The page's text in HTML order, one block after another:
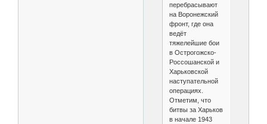
перебрасывают
на Воронежский
фронт, где она
ведёт
тяжелейшие бои
в Острогожско-
Россошанской и
Харьковской
наступательной
операциях.
Отметим, что
битвы за Харьков
в начале 1943